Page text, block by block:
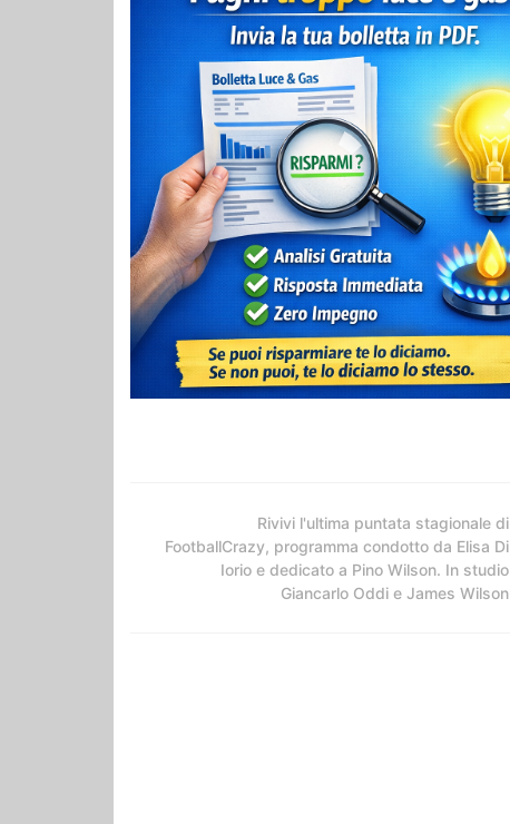
Rivivi l'ultima puntata stagionale di
FootballCrazy, programma condotto da Elisa Di
Iorio e dedicato a Pino Wilson. In studio
Giancarlo Oddi e James Wilson